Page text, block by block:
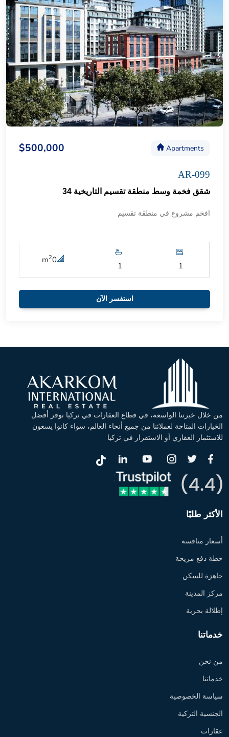
Apartments
$500,000
AR-099
شقق فخمة وسط منطقة تقسيم التاريخية 34
افخم مشروع في منطقة تقسيم
1
1
0
m2
استفسر الآن
من خلال خبرتنا الواسعة، في قطاع العقارات في تركيا نوفر أفضل
الخيارات المتاحة لعملائنا من جميع أنحاء العالم، سواء كانوا يسعون
للاستثمار العقاري أو الاستقرار في تركيا
الأكثر طلبًا
أسعار منافسة
خطة دفع مريحة
جاهزة للسكن
مركز المدينة
إطلالة بحرية
خدماتنا
من نحن
خدماتنا
سياسة الخصوصية
الجنسية التركية
عقارات